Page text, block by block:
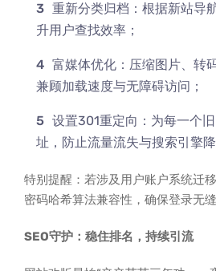
重新分类归档：根据新站导
升用户查找效率；
富媒体优化：压缩图片、转
兼顾加载速度与无障碍访问；
设置301重定向：为每一个
址，防止流量流失与搜索引擎降
特别提醒：若涉及用户账户系统迁
密码哈希算法兼容性，确保登录无缝
SEO守护：稳住排名，持续引流